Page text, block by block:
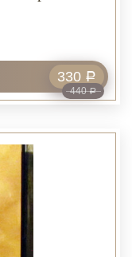
440Р
330 Р